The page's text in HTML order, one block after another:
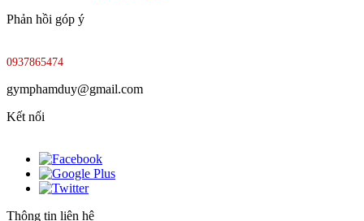
Phản hồi góp ý
0937865474
gymphamduy@gmail.com
Kết nối
Thông tin liên hệ